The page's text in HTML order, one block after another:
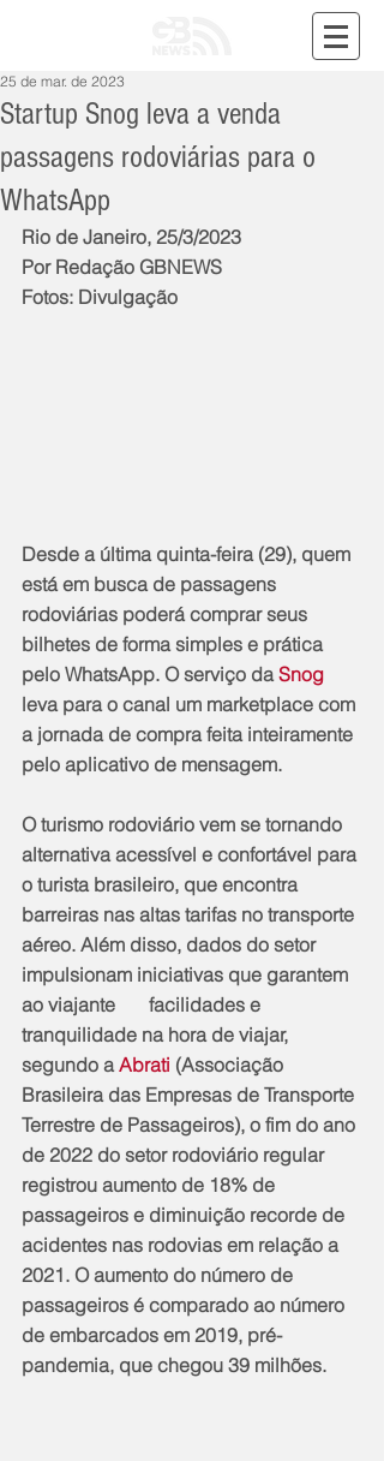
Startup Snog leva a venda
passagens rodoviárias para o
WhatsApp
25 de mar. de 2023
Rio de Janeiro, 25/3/2023
Por Redação GBNEWS
Fotos: Divulgação
Desde a última quinta-feira (29), quem
está em busca de passagens
rodoviárias poderá comprar seus
bilhetes de forma simples e prática
pelo WhatsApp. O serviço da Snog
leva para o canal um marketplace com
a jornada de compra feita inteiramente
pelo aplicativo de mensagem.
O turismo rodoviário vem se tornando
alternativa acessível e confortável para
o turista brasileiro, que encontra
barreiras nas altas tarifas no transporte
aéreo. Além disso, dados do setor
impulsionam iniciativas que garantem
ao viajante       facilidades e
tranquilidade na hora de viajar,
segundo a Abrati (Associação
Brasileira das Empresas de Transporte
Terrestre de Passageiros), o fim do ano
de 2022 do setor rodoviário regular
registrou aumento de 18% de
passageiros e diminuição recorde de
acidentes nas rodovias em relação a
2021. O aumento do número de
passageiros é comparado ao número
de embarcados em 2019, pré-
pandemia, que chegou 39 milhões.